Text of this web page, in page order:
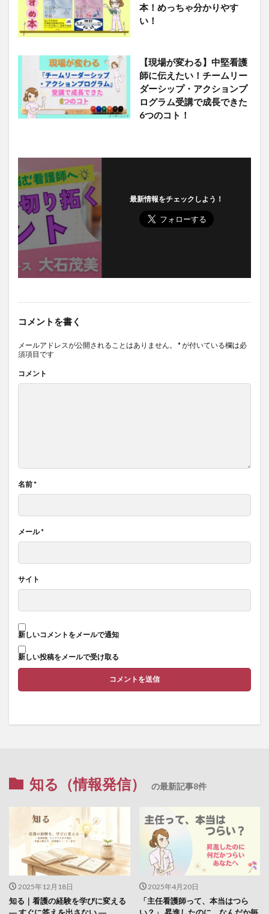
本！めっちゃ分かりやす
い！
【現場が変わる】中堅看護
師に伝えたい！チームリー
ダーシップ・アクションプ
ログラム受講で成長できた
6つのコト！
最新情報をチェックしよう！
コメントを書く
メールアドレスが公開されることはありません。 *が付いている欄は必
須項目です
コメント
名前*
メール*
サイト
新しいコメントをメールで通知
新しい投稿をメールで受け取る
知る（情報発信） の最新記事8件
2025年12月18日
知る｜看護の経験を学びに変える
― すぐに答えを出さない ―
2025年4月20日
「主任看護師って、本当はつら
い？」 昇進したのに、なんだか毎